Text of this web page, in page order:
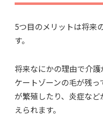
5つ目のメリットは将来
す。
将来なにかの理由で介
ケートゾーンの毛が残
が繁殖したり、炎症な
えられます。